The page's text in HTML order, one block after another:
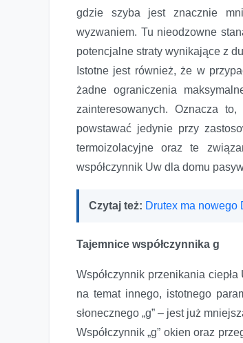
gdzie szyba jest znacznie
wyzwaniem. Tu nieodzowne
potencjalne straty wynikające z
Istotne jest również, że w
żadne ograniczenia
zainteresowanych. Oznacza
powstawać jedynie przy
termoizolacyjne oraz te
współczynnik Uw dla domu
Czytaj też: Drutex ma nowego
Tajemnice współczynnika g
Współczynnik przenikania
na temat innego, istotnego
słonecznego „g” – jest już
Współczynnik „g” okien oraz